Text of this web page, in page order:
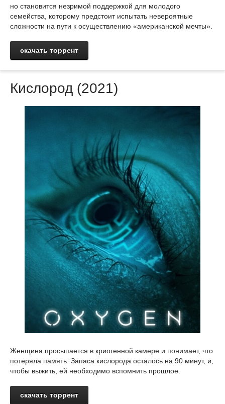
но становится незримой поддержкой для молодого
семейства, которому предстоит испытать невероятные
сложности на пути к осуществлению «американской мечты».
скачать торрент
Кислород (2021)
Женщина просыпается в криогенной камере и понимает, что
потеряла память. Запаса кислорода осталось на 90 минут, и,
чтобы выжить, ей необходимо вспомнить прошлое.
скачать торрент